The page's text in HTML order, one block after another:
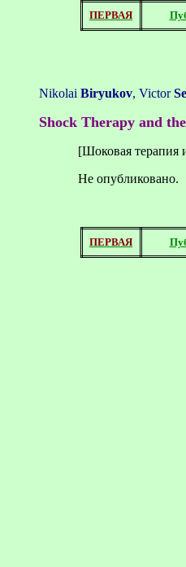
ПЕРВАЯ
Nikolai Biryukov, Victor
Shock Therapy and
[Шоковая терапия
Не опубликовано.
ПЕРВАЯ